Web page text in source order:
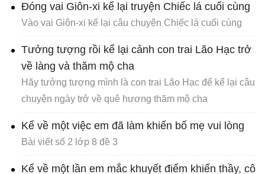
Đóng vai Giôn-xi kể lại truyện Chiếc lá cuối cùng
Vào vai Giôn-xi kể lại câu chuyện Chiếc lá cuối cùng
Tưởng tượng rồi kể lại cảnh con trai Lão Hạc trở
về làng và thăm mộ cha
Hãy tưởng tượng mình là con trai Lão Hạc để kể lại câu
chuyện ngày trở về quê hương thăm mộ cha
Kể về một việc em đã làm khiến bố mẹ vui lòng
Bài viết số 2 lớp 8 đề 3
Kể về một lần em mắc khuyết điểm khiến thầy, cô